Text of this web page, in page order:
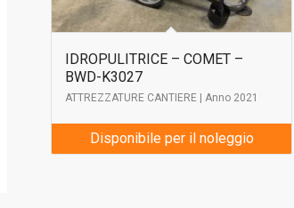
IDROPULITRICE – COMET –
BWD-K3027
ATTREZZATURE CANTIERE | Anno 2021
Disponibile per il noleggio